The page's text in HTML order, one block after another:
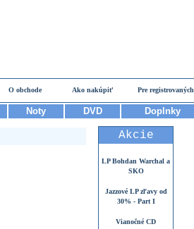
O obchode Ako nakúpiť Pre registrovaných
Noty DVD Doplnky
Akcie
LP Bohdan Warchal a
SKO
Jazzové LP zľavy od
30% - Part I
Vianočné CD